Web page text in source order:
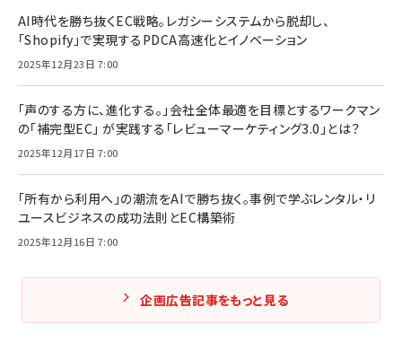
AI時代を勝ち抜くEC戦略。レガシーシステムから脱却し、
「Shopify」で実現するPDCA高速化とイノベーション
2025年12月23日 7:00
「声のする方に、進化する。」会社全体最適を目標とするワークマン
の「補完型EC」 が実践する「レビューマーケティング3.0」とは？
2025年12月17日 7:00
「所有から利用へ」の潮流をAIで勝ち抜く。事例で学ぶレンタル・リ
ユースビジネスの成功法則とEC構築術
2025年12月16日 7:00
企画広告記事をもっと見る